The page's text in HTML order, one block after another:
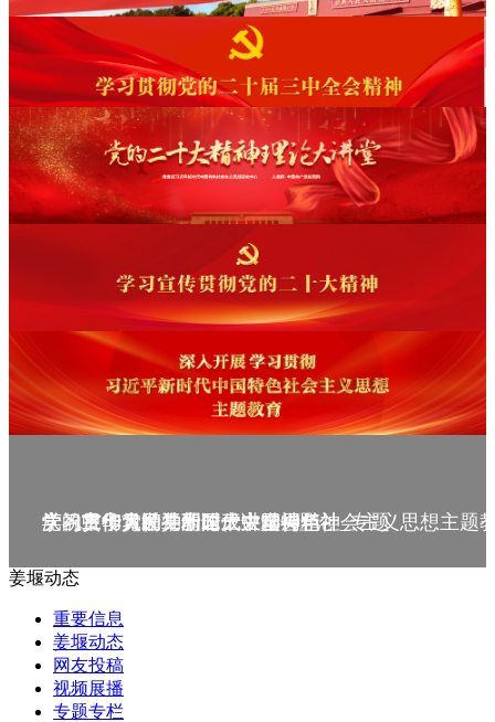
庆祝中华人民共和国成立75周年
学习贯彻党的二十届三中全会精神_专题
党的二十大精神理论大讲堂--理论
学习宣传贯彻党的二十大精神
学习贯彻习近平新时代中国特色社会主义思想主题
姜堰动态
重要信息
姜堰动态
网友投稿
视频展播
专题专栏